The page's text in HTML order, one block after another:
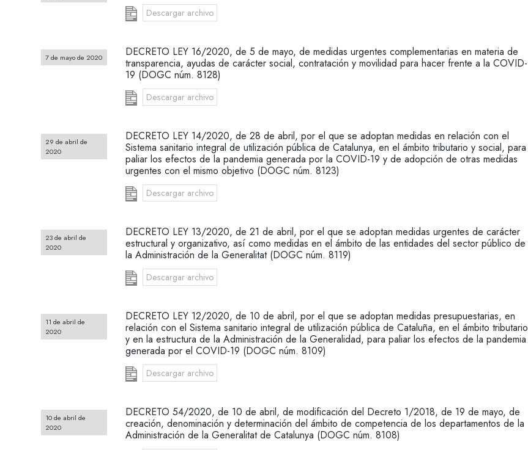
Descargar archivo
7 de mayo de 2020
DECRETO LEY 16/2020, de 5 de mayo, de medidas urgentes complementarias en materia de
transparencia, ayudas de carácter social, contratación y movilidad para hacer frente a la COVID-
19 (DOGC núm. 8128)
Descargar archivo
29 de abril de
2020
DECRETO LEY 14/2020, de 28 de abril, por el que se adoptan medidas en relación con el
Sistema sanitario integral de utilización pública de Catalunya, en el ámbito tributario y social, para
paliar los efectos de la pandemia generada por la COVID-19 y de adopción de otras medidas
urgentes con el mismo objetivo (DOGC núm. 8123)
Descargar archivo
23 de abril de
2020
DECRETO LEY 13/2020, de 21 de abril, por el que se adoptan medidas urgentes de carácter
estructural y organizativo, así como medidas en el ámbito de las entidades del sector público de
la Administración de la Generalitat (DOGC núm. 8119)
Descargar archivo
11 de abril de
2020
DECRETO LEY 12/2020, de 10 de abril, por el que se adoptan medidas presupuestarias, en
relación con el Sistema sanitario integral de utilización pública de Cataluña, en el ámbito tributario
y en la estructura de la Administración de la Generalidad, para paliar los efectos de la pandemia
generada por el COVID-19 (DOGC núm. 8109)
Descargar archivo
10 de abril de
2020
DECRETO 54/2020, de 10 de abril, de modificación del Decreto 1/2018, de 19 de mayo, de
creación, denominación y determinación del ámbito de competencia de los departamentos de la
Administración de la Generalitat de Catalunya (DOGC núm. 8108)